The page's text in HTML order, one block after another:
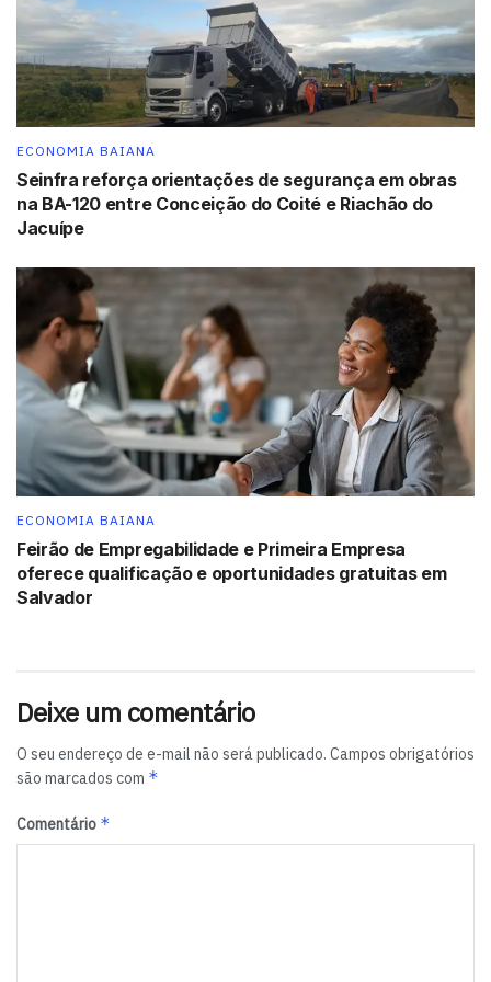
Tags: Vevo YouTube
ECONOMIA BAIANA
Seinfra reforça orientações de segurança em obras
na BA-120 entre Conceição do Coité e Riachão do
Jacuípe
ECONOMIA BAIANA
Feirão de Empregabilidade e Primeira Empresa
oferece qualificação e oportunidades gratuitas em
Salvador
Deixe um comentário
O seu endereço de e-mail não será publicado. Campos obrigatórios
são marcados com *
Comentário *